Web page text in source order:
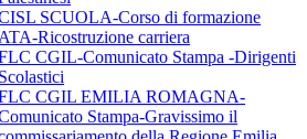
SCUOLA-Corso di formazione
ATA-Ricostruzione carriera
CGIL-Comunicato Stampa -Dirigenti
Scolastici
CGIL EMILIA ROMAGNA-
Stampa-Gravissimo il